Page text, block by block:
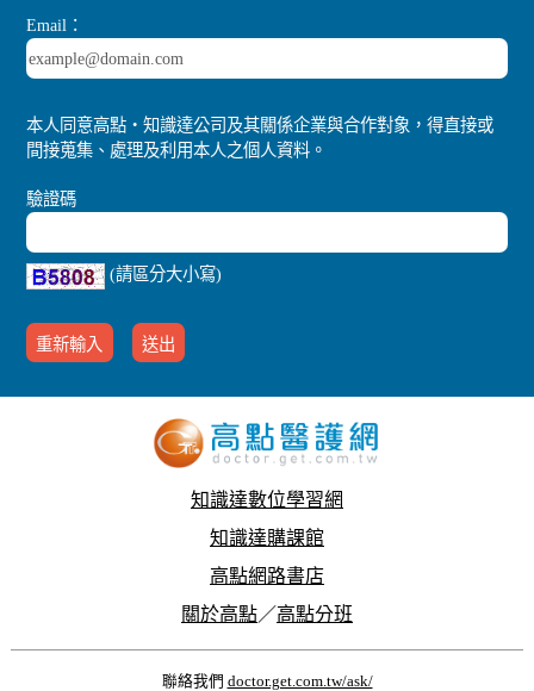
Email：
本人同意高點‧知識達公司及其關係企業與合作對象，得直接或
間接蒐集、處理及利用本人之個人資料。
驗證碼
(請區分大小寫)
知識達數位學習網
知識達購課館
高點網路書店
關於高點／高點分班
聯絡我們 doctor.get.com.tw/ask/